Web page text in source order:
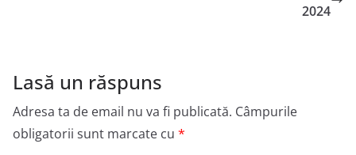
2024
Lasă un răspuns
Adresa ta de email nu va fi publicată. Câmpurile
obligatorii sunt marcate cu *